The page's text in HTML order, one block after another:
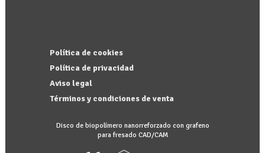
Política de cookies
Política de privacidad
Aviso legal
Términos y condiciones de venta
Disco de biopolímero nanorreforzado con grafeno
para fresado CAD/CAM